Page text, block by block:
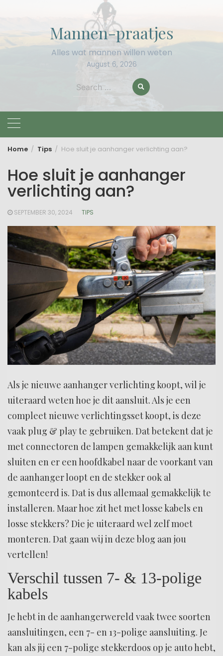
Mannen-praatjes
Alles wat mannen willen weten
August 6, 2026
Search
Home Tips Hoe sluit je aanhanger verlichting aan?
Hoe sluit je aanhanger
verlichting aan?
SEPTEMBER 30, 2024 TIPS
Als je nieuwe aanhanger verlichting koopt, wil je
uiteraard weten hoe je dit aansluit. Als je een
compleet nieuwe verlichtingsset koopt, is deze
vaak plug & play te gebruiken. Dat betekent dat je
met connectoren de lampen gemakkelijk aan kunt
sluiten en er een hoofdkabel naar de voorkant van
de aanhanger loopt en de stekker ook al
gemonteerd is. Dat is dus allemaal gemakkelijk te
installeren. Maar hoe zit het met losse kabels en
losse stekkers? Die je uiteraard wel zelf moet
monteren. Dat gaan wij in deze blog aan jou
vertellen!
Verschil tussen 7- & 13-polige
kabels
Je hebt in de aanhangerwereld vaak twee soorten
aansluitingen, een 7- en 13-polige aansluiting. Je
kan als jij een 7-polige stekkerdoos op je auto hebt,